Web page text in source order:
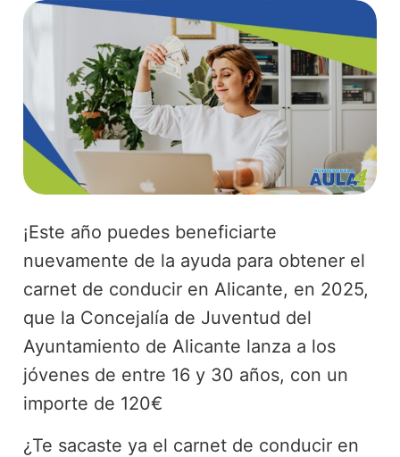
¡Este año puedes beneficiarte
nuevamente de la ayuda para obtener el
carnet de conducir en Alicante, en 2025,
que la Concejalía de Juventud del
Ayuntamiento de Alicante lanza a los
jóvenes de entre 16 y 30 años, con un
importe de 120€
¿Te sacaste ya el carnet de conducir en